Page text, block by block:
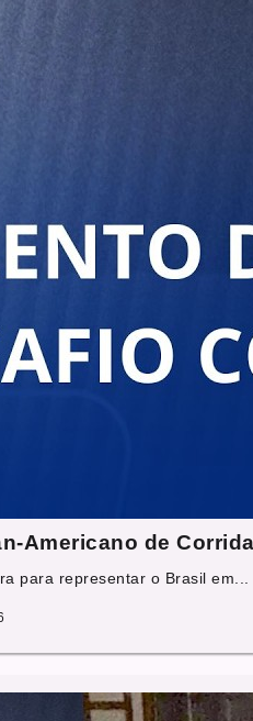
Americano de
para representar o Brasil em...